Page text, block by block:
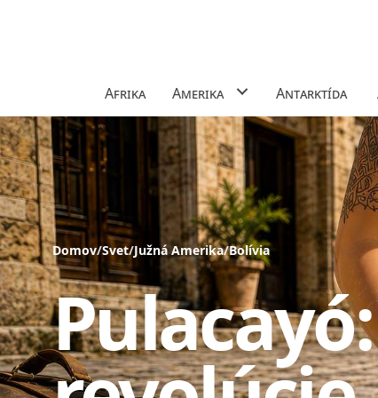
Afrika Amerika Antarktída
Domov/Svet/Južná Amerika/Bolívia